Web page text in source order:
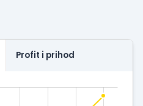
Profit i prihod